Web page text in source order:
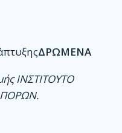
ΔΡΩΜΕΝΑ
ΙΝΣΤΙΤΟΥΤΟ
ΠΟΡΩΝ.